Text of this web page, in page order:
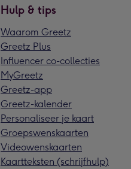
Hulp & tips
Waarom Greetz
Greetz Plus
Influencer co-collecties
MyGreetz
Greetz-app
Greetz-kalender
Personaliseer je kaart
Groepswenskaarten
Videowenskaarten
Kaartteksten (schrijfhulp)